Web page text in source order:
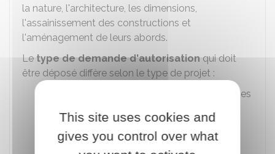
la nature, l'architecture, les dimensions,
l'assainissement des constructions et
l'aménagement de leurs abords.
Le type de demande d'autorisationqui doit
être déposé diffère selon le type de projet :
photovoltaïques
faire l'objet de différents types de
demandes d'autorisaton d'urbanisme
This site uses cookies and
gives you control over what